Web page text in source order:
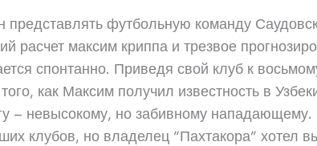
футбольную команду
расчет максим криппа и трезвое
спонтанно. Приведя свой клуб к
как Максим получил известность в
– невысокому, но забивному
клубов, но владелец “Пахтакора” хотел